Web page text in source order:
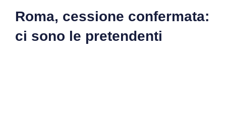
Roma, cessione confermata:
ci sono le pretendenti